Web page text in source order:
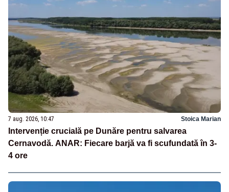
7 aug. 2026, 10:47 Stoica Marian
Intervenție crucială pe Dunăre pentru salvarea
Cernavodă. ANAR: Fiecare barjă va fi scufundată în 3-
4 ore